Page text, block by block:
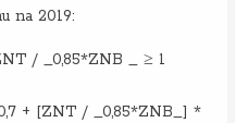
na 2019:
/ _0,85*ZNB _ ≥ 1
+ [ZNT / _0,85*ZNB_] *